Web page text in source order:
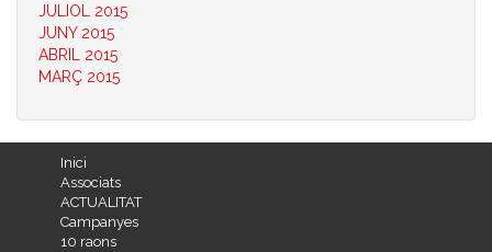
JULIOL 2015
JUNY 2015
ABRIL 2015
MARÇ 2015
Inici
Associats
ACTUALITAT
Campanyes
10 raons